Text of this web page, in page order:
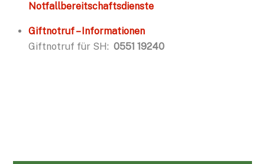
Notfallbereitschaftsdienste
Giftnotruf – Informationen
Giftnotruf für SH: 0551 19240